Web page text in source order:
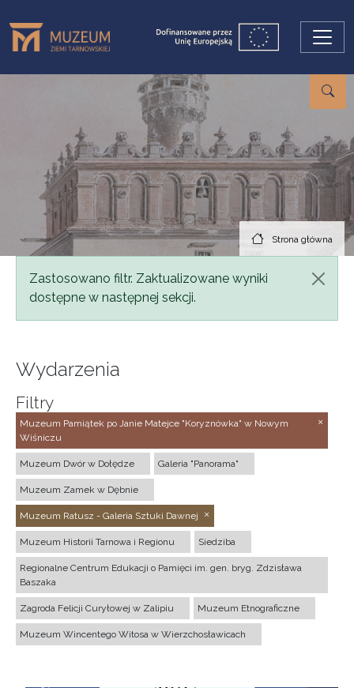
Strona główna
Komunikat
Zastosowano filtr. Zaktualizowane wyniki
dostępne w następnej sekcji.
Wydarzenia
Filtry
Muzeum Pamiątek po Janie Matejce "Koryznówka" w Nowym
Wiśniczu
Muzeum Dwór w Dołędze Galeria "Panorama"
Muzeum Zamek w Dębnie
Muzeum Ratusz - Galeria Sztuki Dawnej
Muzeum Historii Tarnowa i Regionu Siedziba
Regionalne Centrum Edukacji o Pamięci im. gen. bryg. Zdzisława
Baszaka
Zagroda Felicji Curyłowej w Zalipiu Muzeum Etnograficzne
Muzeum Wincentego Witosa w Wierzchosławicach